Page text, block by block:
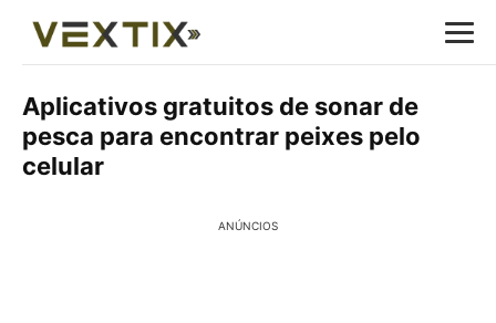
Aplicativos gratuitos de sonar de
pesca para encontrar peixes pelo
celular
ANÚNCIOS